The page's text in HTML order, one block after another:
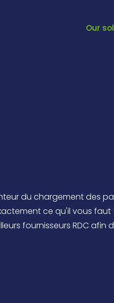
Our
du chargement des
ce qu'il vous faut
fournisseurs RDC